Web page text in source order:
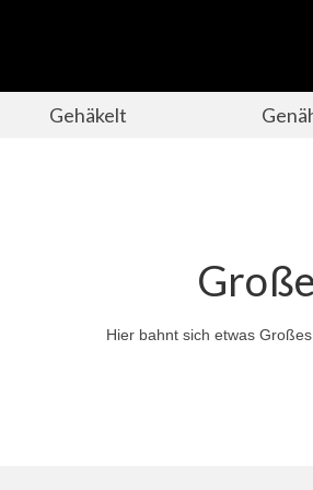
Gehäkelt
Hier bahnt sich etwas